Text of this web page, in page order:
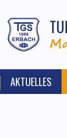
AKTUELLES